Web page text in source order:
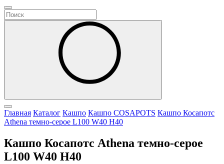
Главная Каталог Кашпо Кашпо COSAPOTS Кашпо Косапотс
Athena темно-серое L100 W40 H40
Кашпо Косапотс Athena темно-серое
L100 W40 H40